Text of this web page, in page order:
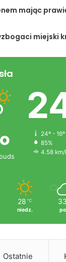
miasto
Sołectwa
mając
miejski
24º - 16º
85%
4.58 km/
28 ℃
niedz.
33
Ostatnie